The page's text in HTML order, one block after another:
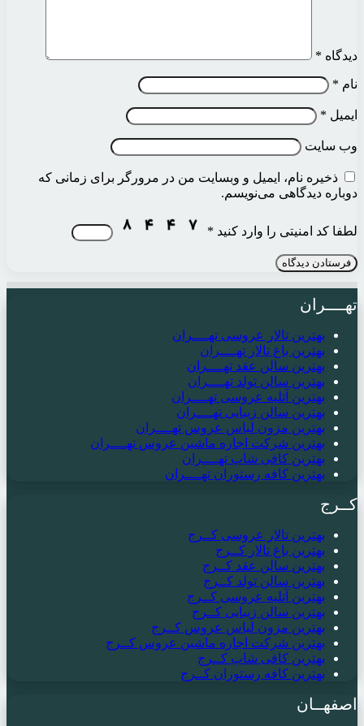
دیدگاه *
نام *
ایمیل *
وب‌ سایت
ذخیره نام، ایمیل و وبسایت من در مرورگر برای زمانی که
دوباره دیدگاهی می‌نویسم.
لطفا کد امنیتی را وارد کنید *
تهــــران
بهترین تالار عروسی تهــــران
بهترین باغ تالار تهــــران
بهترین سالن عقد تهــــران
بهترین سالن تولد تهــــران
بهترین آتلیه عروسی تهــــران
بهترین سالن زیبایی تهــــران
بهترین مزون لباس عروس تهــــران
بهترین شرکت اجاره ماشین عروس تهــــران
بهترین کافی شاپ تهــــران
بهترین کافه رستوران تهــــران
کــرج
بهترین تالار عروسی کــرج
بهترین باغ تالار کــرج
بهترین سالن عقد کــرج
بهترین سالن تولد کــرج
بهترین آتلیه عروسی کــرج
بهترین سالن زیبایی کــرج
بهترین مزون لباس عروس کــرج
بهترین شرکت اجاره ماشین عروس کــرج
بهترین کافی شاپ کــرج
بهترین کافه رستوران کــرج
اصفهــان